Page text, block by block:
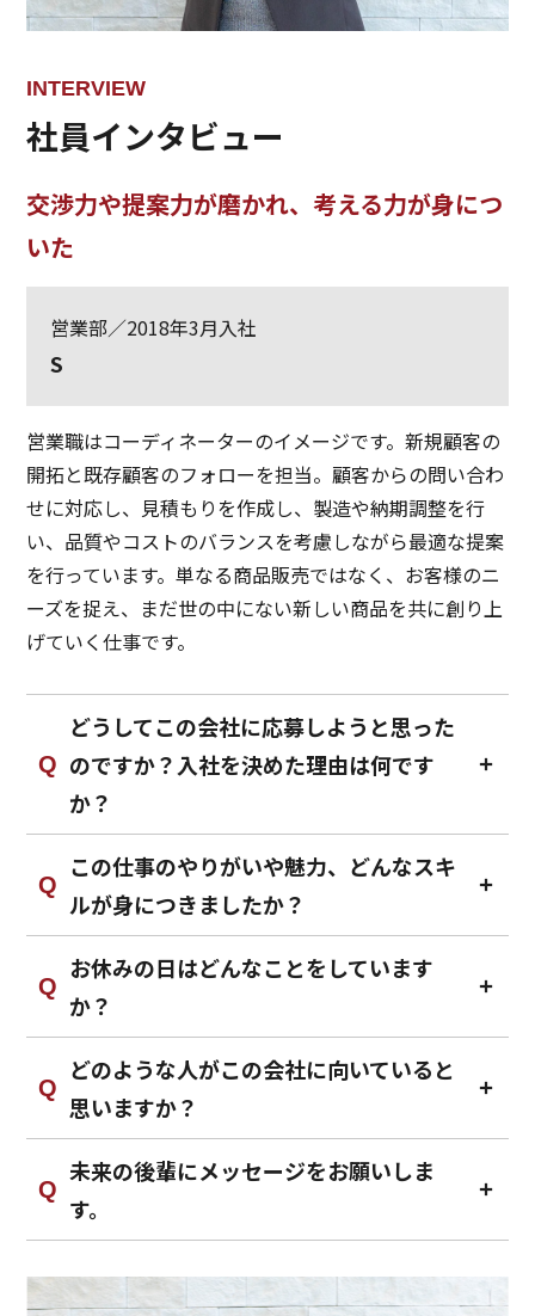
INTERVIEW
社員インタビュー
交渉力や提案力が磨かれ、考える力が身につ
いた
営業部／2018年3月入社
S
営業職はコーディネーターのイメージです。新規顧客の
開拓と既存顧客のフォローを担当。顧客からの問い合わ
せに対応し、見積もりを作成し、製造や納期調整を行
い、品質やコストのバランスを考慮しながら最適な提案
を行っています。単なる商品販売ではなく、お客様のニ
ーズを捉え、まだ世の中にない新しい商品を共に創り上
げていく仕事です。
どうしてこの会社に応募しようと思った
のですか？入社を決めた理由は何です
か？
この仕事のやりがいや魅力、どんなスキ
ルが身につきましたか？
お休みの日はどんなことをしています
か？
どのような人がこの会社に向いていると
思いますか？
未来の後輩にメッセージをお願いしま
す。